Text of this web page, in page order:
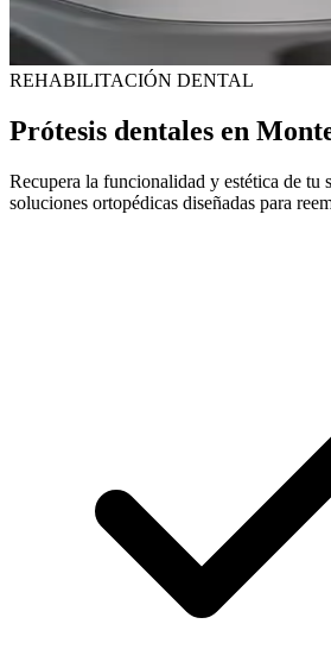
REHABILITACIÓN DENTAL
Prótesis dentales en
Recupera la funcionalidad y estética de tu
soluciones ortopédicas diseñadas para